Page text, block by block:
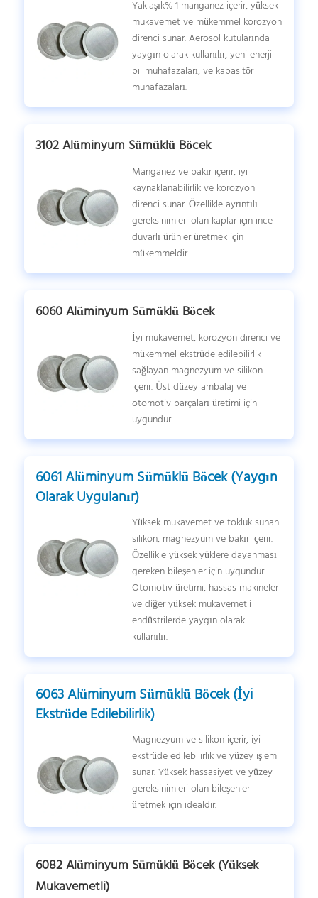
Yaklaşık% 1 manganez içerir, yüksek
mukavemet ve mükemmel korozyon
direnci sunar. Aerosol kutularında
yaygın olarak kullanılır, yeni enerji
pil muhafazaları, ve kapasitör
muhafazaları.
3102 Alüminyum Sümüklü Böcek
Manganez ve bakır içerir, iyi
kaynaklanabilirlik ve korozyon
direnci sunar. Özellikle ayrıntılı
gereksinimleri olan kaplar için ince
duvarlı ürünler üretmek için
mükemmeldir.
6060 Alüminyum Sümüklü Böcek
İyi mukavemet, korozyon direnci ve
mükemmel ekstrüde edilebilirlik
sağlayan magnezyum ve silikon
içerir. Üst düzey ambalaj ve
otomotiv parçaları üretimi için
uygundur.
6061 Alüminyum Sümüklü Böcek (Yaygın
Olarak Uygulanır)
Yüksek mukavemet ve tokluk sunan
silikon, magnezyum ve bakır içerir.
Özellikle yüksek yüklere dayanması
gereken bileşenler için uygundur.
Otomotiv üretimi, hassas makineler
ve diğer yüksek mukavemetli
endüstrilerde yaygın olarak
kullanılır.
6063 Alüminyum Sümüklü Böcek (İyi
Ekstrüde Edilebilirlik)
Magnezyum ve silikon içerir, iyi
ekstrüde edilebilirlik ve yüzey işlemi
sunar. Yüksek hassasiyet ve yüzey
gereksinimleri olan bileşenler
üretmek için idealdir.
6082 Alüminyum Sümüklü Böcek (Yüksek
Mukavemetli)